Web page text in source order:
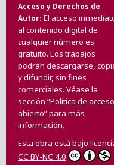
Acceso y Derechos de
Autor El acceso
al contenido digital de
cualquier número es
gratuito. Los trabajos
podrán descargarse,
y difundir, sin fines
comerciales. Véase la
sección “Política de acceso
abierto” para más
información.
Esta obra está bajo
CC BY-NC 4.0